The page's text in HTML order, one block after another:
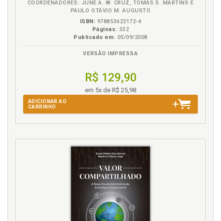
Desperdiçador de tempo 8. Lidar com várias coisas
ao mesmo tempo, p. 67
Desperdiçador de tempo 9. Administração por crise,
Diretriz. Desperdiçador de tempo 25. Falta de
normas e procedimentos, p. 145
Foco. Desperdiçador de tempo 26. Falta de foco, p.
Horários. Desperdiçador de tempo 13. Desrespeito
COORDENADORES: JUNE A. W. CRUZ, TOMÁS S. MARTINS E
PAULO OTÁVIO M. AUGUSTO
ISBN: 978853622172-4
Páginas: 332
Publicado em: 05/09/2008
VERSÃO IMPRESSA
R$ 129,90
em 5x de R$ 25,98
ADICIONAR AO
CARRINHO